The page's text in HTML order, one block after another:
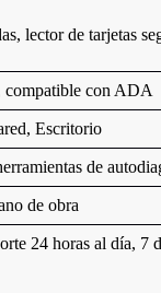
lector de tarjetas
compatible con ADA
Escritorio
de
de obra
24 horas al día, 7